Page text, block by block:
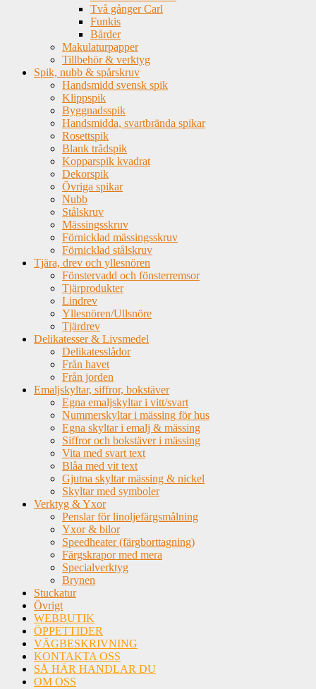
Två gånger Carl
Funkis
Bårder
Makulaturpapper
Tillbehör & verktyg
Spik, nubb & spårskruv
Handsmidd svensk spik
Klippspik
Byggnadsspik
Handsmidda, svartbrända spikar
Rosettspik
Blank trådspik
Kopparspik kvadrat
Dekorspik
Övriga spikar
Nubb
Stålskruv
Mässingsskruv
Förnicklad mässingsskruv
Förnicklad stålskruv
Tjära, drev och yllesnören
Fönstervadd och fönsterremsor
Tjärprodukter
Lindrev
Yllesnören/Ullsnöre
Tjärdrev
Delikatesser & Livsmedel
Delikatesslådor
Från havet
Från jorden
Emaljskyltar, siffror, bokstäver
Egna emaljskyltar i vitt/svart
Nummerskyltar i mässing för hus
Egna skyltar i emalj & mässing
Siffror och bokstäver i mässing
Vita med svart text
Blåa med vit text
Gjutna skyltar mässing & nickel
Skyltar med symboler
Verktyg & Yxor
Penslar för linoljefärgsmålning
Yxor & bilor
Speedheater (färgborttagning)
Färgskrapor med mera
Specialverktyg
Brynen
Stuckatur
Övrigt
WEBBUTIK
ÖPPETTIDER
VÄGBESKRIVNING
KONTAKTA OSS
SÅ HÄR HANDLAR DU
OM OSS